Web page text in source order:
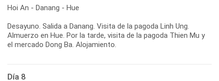
Hoi An - Danang - Hue
Desayuno. Salida a Danang. Visita de la pagoda Linh Ung.
Almuerzo en Hue. Por la tarde, visita de la pagoda Thien Mu y
Día 8